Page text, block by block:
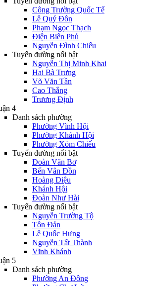
Công Trường Quốc Tế
Lê Quý Đôn
Phạm Ngọc Thạch
Điện Biên Phủ
Nguyễn Đình Chiểu
Tuyến đường nổi bật
Nguyễn Thị Minh Khai
Hai Bà Trưng
Võ Văn Tần
Cao Thắng
Trương Định
4
Danh sách phường
Phường Vĩnh Hội
Phường Khánh Hội
Phường Xóm Chiếu
Tuyến đường nổi bật
Đoàn Văn Bơ
Bến Vân Đồn
Hoàng Diệu
Khánh Hội
Đoàn Như Hài
Tuyến đường nổi bật
Nguyễn Trường Tộ
Tôn Đản
Lê Quốc Hưng
Nguyễn Tất Thành
Vĩnh Khánh
5
Danh sách phường
Phường An Đông